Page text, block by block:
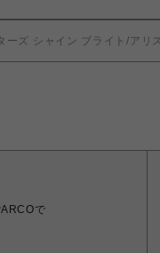
ーズ シャイン ブライト/アリ
で